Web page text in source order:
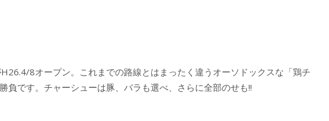
8オープン。これまでの路線とはまったく違うオーソドックスな「鶏チ
負です。チャーシューは豚、バラも選べ、さらに全部のせも!!